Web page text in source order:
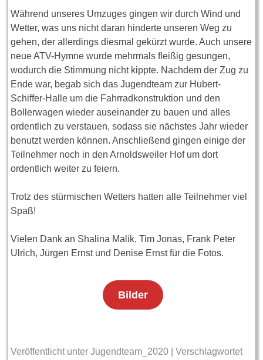
Während unseres Umzuges gingen wir durch Wind und
Wetter, was uns nicht daran hinderte unseren Weg zu
gehen, der allerdings diesmal gekürzt wurde. Auch unsere
neue ATV-Hymne wurde mehrmals fleißig gesungen,
wodurch die Stimmung nicht kippte. Nachdem der Zug zu
Ende war, begab sich das Jugendteam zur Hubert-
Schiffer-Halle um die Fahrradkonstruktion und den
Bollerwagen wieder auseinander zu bauen und alles
ordentlich zu verstauen, sodass sie nächstes Jahr wieder
benutzt werden können. Anschließend gingen einige der
Teilnehmer noch in den Arnoldsweiler Hof um dort
ordentlich weiter zu feiern.
Trotz des stürmischen Wetters hatten alle Teilnehmer viel
Spaß!
Vielen Dank an Shalina Malik, Tim Jonas, Frank Peter
Ulrich, Jürgen Ernst und Denise Ernst für die Fotos.
Bilder
Veröffentlicht unter Jugendteam_2020 |Verschlagwortet